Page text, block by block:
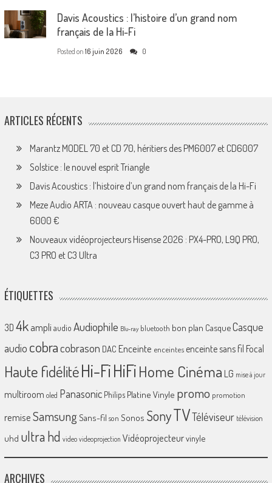
Davis Acoustics : l’histoire d’un grand nom
français de la Hi-Fi
Posted on 16 juin 2026 0
ARTICLES RÉCENTS
Marantz MODEL 70 et CD 70, héritiers des PM6007 et CD6007
Solstice : le nouvel esprit Triangle
Davis Acoustics : l’histoire d’un grand nom français de la Hi-Fi
Meze Audio ARTA : nouveau casque ouvert haut de gamme à
6000 €
Nouveaux vidéoprojecteurs Hisense 2026 : PX4-PRO, L9Q PRO,
C3 PRO et C3 Ultra
ÉTIQUETTES
3D 4k ampliaudio Audiophile Blu-ray bluetooth bon plan CasqueCasque
audio cobracobrason DAC Enceinte enceintes enceinte sans fil Focal
Haute fidélitéHi-FiHiFiHome Cinéma LG mise à jour
multiroom oled Panasonic Philips Platine Vinyle promo promotion
remiseSamsungSans-fil son Sonos SonyTVTéléviseur télévision
uhd ultra hd video videoprojection Vidéoprojecteurvinyle
ARCHIVES